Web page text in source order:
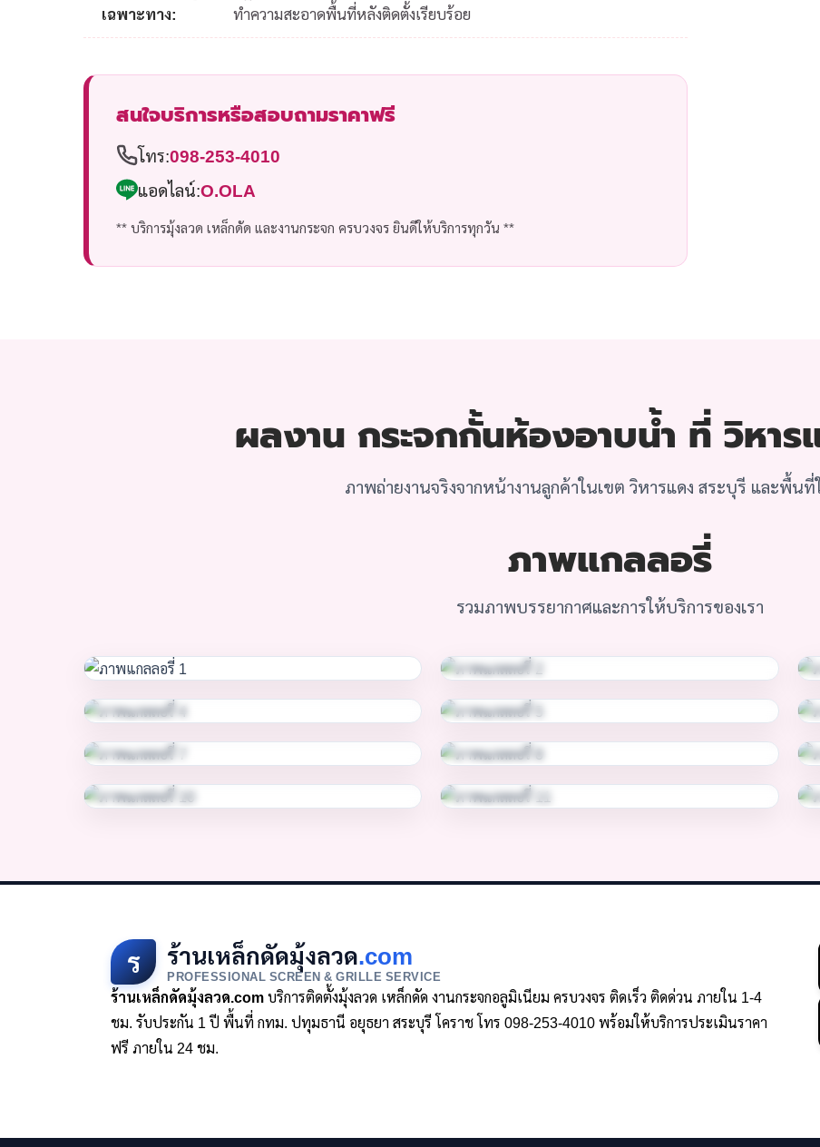
เฉพาะทาง:
ทำความสะอาดพื้นที่หลังติดตั้งเรียบร้อย
สนใจบริการหรือสอบถามราคาฟรี
โทร:098-253-4010
แอดไลน์:O.OLA
** บริการมุ้งลวด เหล็กดัด และงานกระจก ครบวงจร ยินดีให้บริการทุกวัน **
ผลงาน กระจกกั้นห้องอาบน้ำ ที่ วิหาร
ภาพถ่ายงานจริงจากหน้างานลูกค้าในเขต วิหารแดง สระบุรี และพื้นที่
ภาพแกลลอรี่
รวมภาพบรรยากาศและการให้บริการของเรา
ร ร้านเหล็กดัดมุ้งลวด.com
PROFESSIONAL SCREEN & GRILLE SERVICE
ร้านเหล็กดัดมุ้งลวด.comบริการติดตั้งมุ้งลวด เหล็กดัด งานกระจกอลูมิเนียม ครบวงจร ติดเร็ว ติดด่วน ภายใน 1-4
ชม. รับประกัน 1 ปี พื้นที่ กทม. ปทุมธานี อยุธยา สระบุรี โคราช โทร 098-253-4010 พร้อมให้บริการประเมินราคา
ฟรี ภายใน 24 ชม.